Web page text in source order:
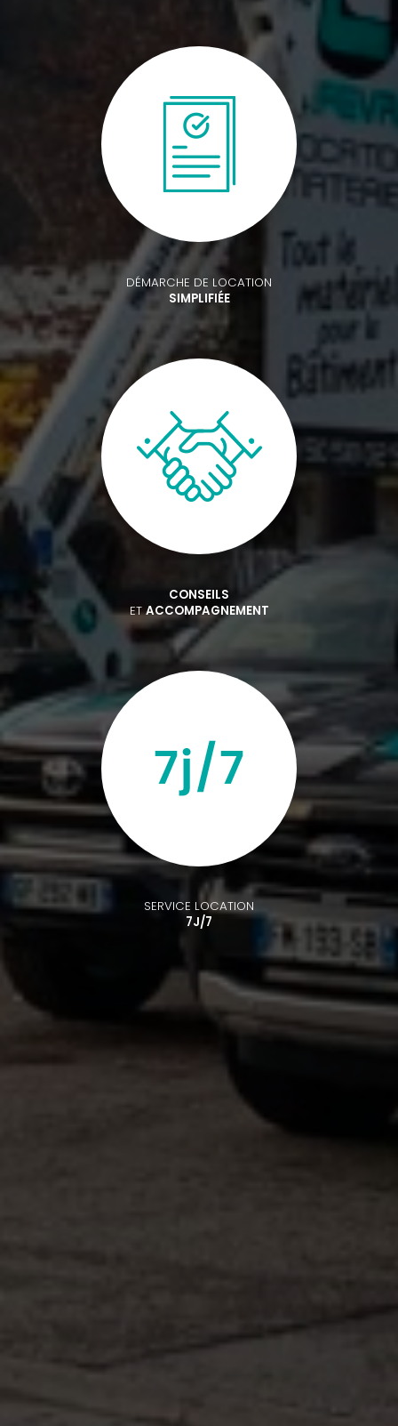
DÉMARCHE DE LOCATION
SIMPLIFIÉE
CONSEILS
ETACCOMPAGNEMENT
SERVICE LOCATION
7J/7